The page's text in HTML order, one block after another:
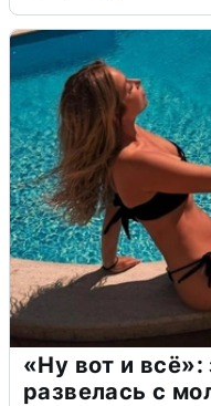
«Ну вот и
развелась с